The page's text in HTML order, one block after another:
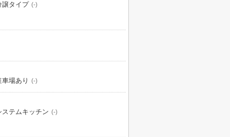
譲タイプ (-)
車場あり (-)
ステムキッチン (-)